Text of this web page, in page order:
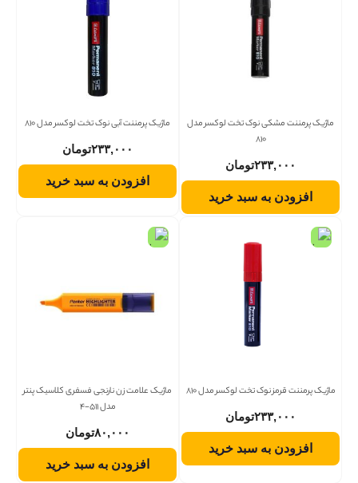
ماژیک پرمننت مشکی نوک تخت لوکسر مدل
۲۳۳,۰۰۰تومان
افزودن به سبد خرید
ماژیک پرمننت آبی نوک تخت لوکسر مدل 810
۲۳۳,۰۰۰تومان
افزودن به سبد خرید
ماژیک پرمننت قرمز نوک تخت لوکسر مدل 810
۲۳۳,۰۰۰تومان
افزودن به سبد خرید
ماژیک علامت زن نارنجی فسفری کلاسیک پنتر
مدل 511-4
۸۰,۰۰۰تومان
افزودن به سبد خرید